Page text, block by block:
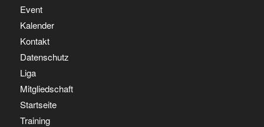
Event
Kalender
Kontakt
Datenschutz
Liga
Mitgliedschaft
Startseite
Training